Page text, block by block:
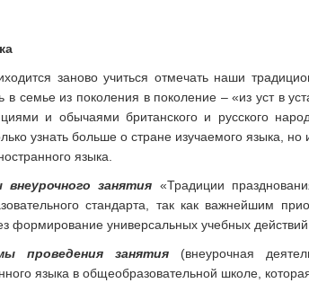
заново учиться отмечать наши
в семье из поколения в поколение – «из уст в
и обычаями британского и русского
узнать больше о стране изучаемого языка,
языка.
занятия «Традиции
стандарта, так как важнейшим
формирование универсальных учебных
проведения занятия (внеурочная
языка в общеобразовательной школе,